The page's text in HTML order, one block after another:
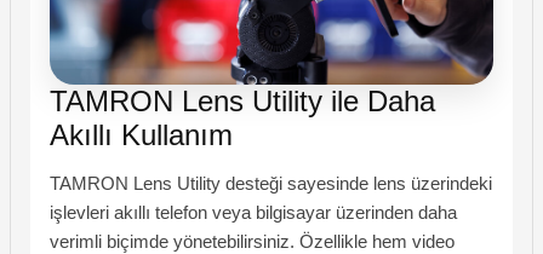
TAMRON Lens Utility ile Daha
Akıllı Kullanım
TAMRON Lens Utility desteği sayesinde lens üzerindeki
işlevleri akıllı telefon veya bilgisayar üzerinden daha
verimli biçimde yönetebilirsiniz. Özellikle hem video